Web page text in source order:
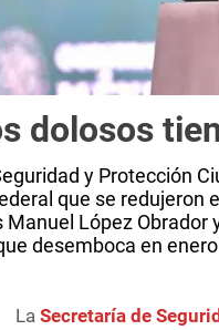
dolosos
y Protección
que se redujeron
López Obrador
desemboca en
LaSecretaría de